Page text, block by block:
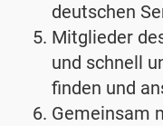
deutschen
Mitglieder
und schnell
finden und
Gemeinsam